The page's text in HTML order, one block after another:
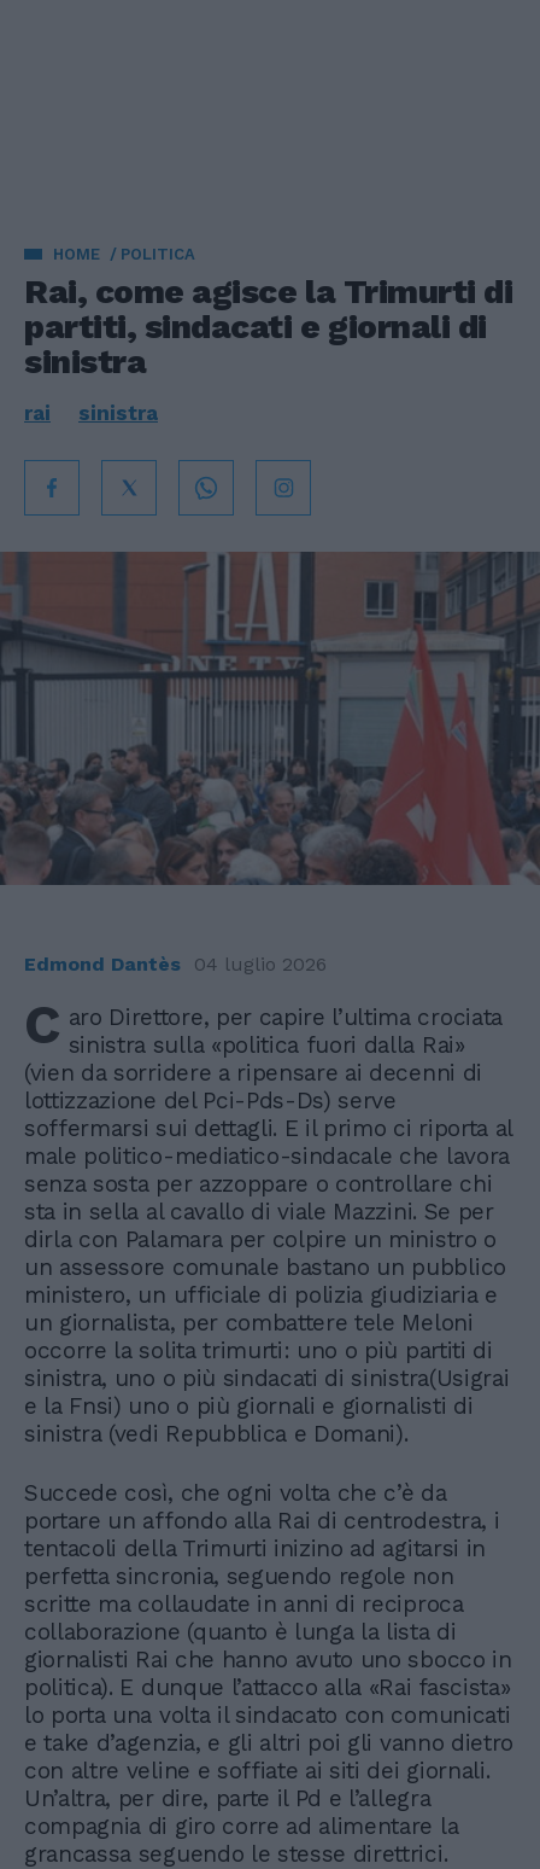
HOME POLITICA
Rai, come agisce la Trimurti di
partiti, sindacati e giornali di
sinistra
rai sinistra
Edmond Dantès 04 luglio 2026
C aro Direttore, per capire l’ultima crociata
sinistra sulla «politica fuori dalla Rai»
(vien da sorridere a ripensare ai decenni di
lottizzazione del Pci-Pds-Ds) serve
soffermarsi sui dettagli. E il primo ci riporta al
male politico-mediatico-sindacale che lavora
senza sosta per azzoppare o controllare chi
sta in sella al cavallo di viale Mazzini. Se per
dirla con Palamara per colpire un ministro o
un assessore comunale bastano un pubblico
ministero, un ufficiale di polizia giudiziaria e
un giornalista, per combattere tele Meloni
occorre la solita trimurti: uno o più partiti di
sinistra, uno o più sindacati di sinistra(Usigrai
e la Fnsi) uno o più giornali e giornalisti di
sinistra (vedi Repubblica e Domani).
Succede così, che ogni volta che c’è da
portare un affondo alla Rai di centrodestra, i
tentacoli della Trimurti inizino ad agitarsi in
perfetta sincronia, seguendo regole non
scritte ma collaudate in anni di reciproca
collaborazione (quanto è lunga la lista di
giornalisti Rai che hanno avuto uno sbocco in
politica). E dunque l’attacco alla «Rai fascista»
lo porta una volta il sindacato con comunicati
e take d’agenzia, e gli altri poi gli vanno dietro
con altre veline e soffiate ai siti dei giornali.
Un’altra, per dire, parte il Pd e l’allegra
compagnia di giro corre ad alimentare la
grancassa seguendo le stesse direttrici.